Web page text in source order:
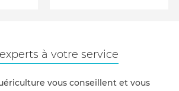
à votre service
vous conseillent et vous